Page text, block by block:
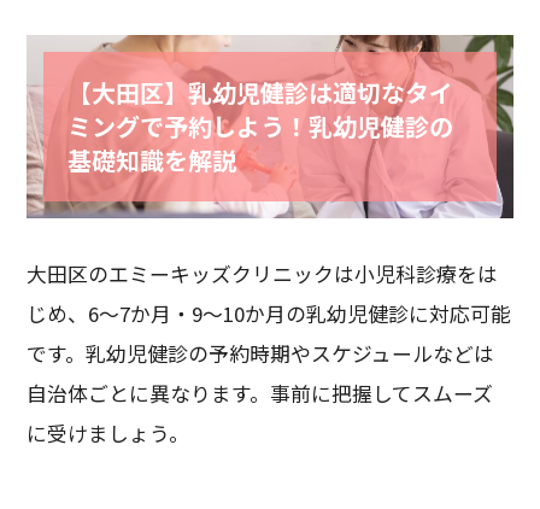
【大田区】乳幼児健診は適切なタイ
ミングで予約しよう！乳幼児健診の
基礎知識を解説
大田区のエミーキッズクリニックは小児科診療をは
じめ、6～7か月・9～10か月の乳幼児健診に対応可能
です。乳幼児健診の予約時期やスケジュールなどは
自治体ごとに異なります。事前に把握してスムーズ
に受けましょう。